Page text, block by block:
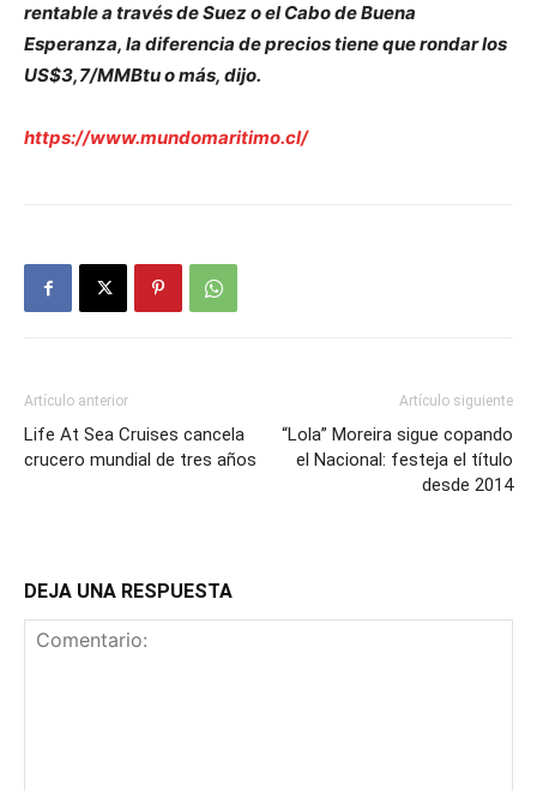
rentable a través de Suez o el Cabo de Buena
Esperanza, la diferencia de precios tiene que rondar los
US$3,7/MMBtu o más, dijo.
https://www.mundomaritimo.cl/
Artículo anterior
Life At Sea Cruises cancela
crucero mundial de tres años
Artículo siguiente
“Lola” Moreira sigue copando
el Nacional: festeja el título
desde 2014
DEJA UNA RESPUESTA